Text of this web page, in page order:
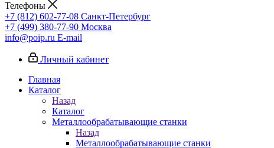
Телефоны
+7 (812) 602-77-08 Санкт-Петербург
+7 (499) 380-77-90 Москва
info@poip.ru E-mail
Личный кабинет
Главная
Каталог
Назад
Каталог
Металлообрабатывающие станки
Назад
Металлообрабатывающие станки